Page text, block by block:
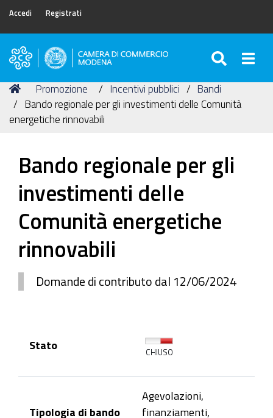
Accedi Registrati
Camera
Commercio
di
Modena
Tu
sei
qui:
Home
Promozione Incentivi pubblici
Bandi
Bando regionale per gli investimenti delle Comunità
energetiche rinnovabili
Bando regionale per gli
investimenti delle
Comunità energetiche
rinnovabili
Domande di contributo dal 12/06/2024
Stato
CHIUSO
Tipologia di bando
Agevolazioni,
finanziamenti,